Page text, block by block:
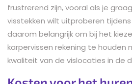
frustrerend zijn, vooral als je
visstekken wilt uitproberen tijdens
daarom belangrijk om bij het
karpervissen rekening te houden
kwaliteit van de vislocaties in de